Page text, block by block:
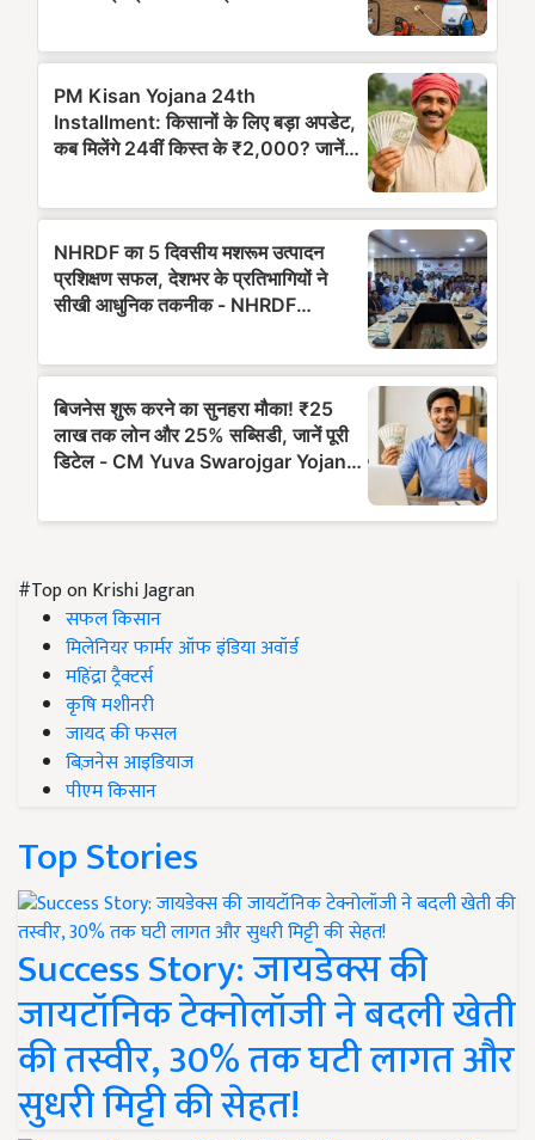
#Top on Krishi Jagran
सफल किसान
मिलेनियर फार्मर ऑफ इंडिया अवॉर्ड
महिंद्रा ट्रैक्टर्स
कृषि मशीनरी
जायद की फसल
बिज़नेस आइडियाज
पीएम किसान
Top Stories
Success Story: जायडेक्स की
जायटॉनिक टेक्नोलॉजी ने बदली खेती
की तस्वीर, 30% तक घटी लागत और
सुधरी मिट्टी की सेहत!